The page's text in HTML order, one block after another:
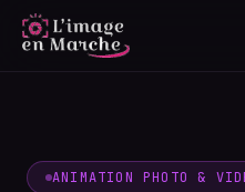
ANIMATION PHOTO &